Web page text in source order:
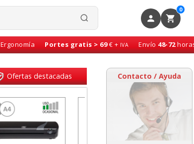
0
Ergonomía Portes gratis > 69€ + IVA Envío 48-72
Contacto / Ayuda
Ofertas destacadas